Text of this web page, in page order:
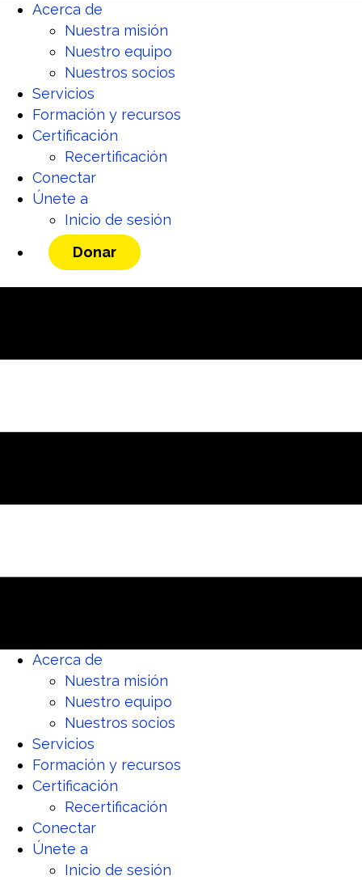
Acerca de
Nuestra misión
Nuestro equipo
Nuestros socios
Servicios
Formación y recursos
Certificación
Recertificación
Conectar
Únete a
Inicio de sesión
Donar
Acerca de
Nuestra misión
Nuestro equipo
Nuestros socios
Servicios
Formación y recursos
Certificación
Recertificación
Conectar
Únete a
Inicio de sesión